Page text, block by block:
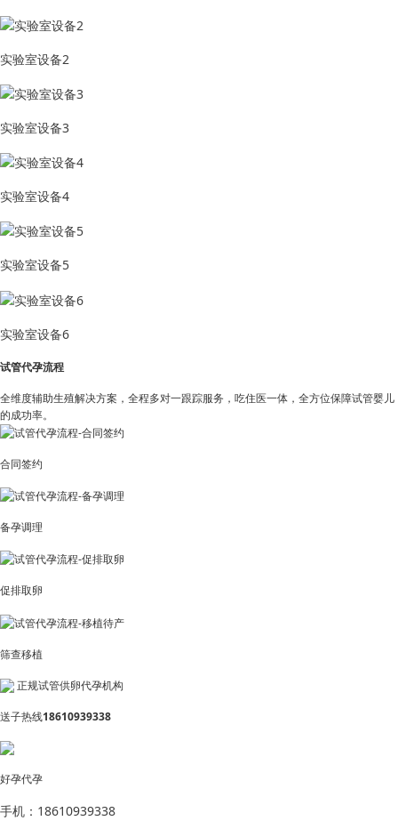
实验室设备2
实验室设备3
实验室设备4
实验室设备5
实验室设备6
试管代孕流程
全维度辅助生殖解决方案，全程多对一跟踪服务，吃住医一体，全方位保障试管婴儿
的成功率。
合同签约
备孕调理
促排取卵
筛查移植
正规试管供卵代孕机构
送子热线18610939338
好孕代孕
手机：18610939338